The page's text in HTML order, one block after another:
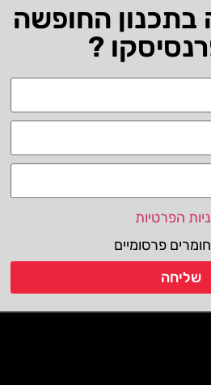
בתכנון החופשה
?
הפרטיות
פרסומיים
שליחה